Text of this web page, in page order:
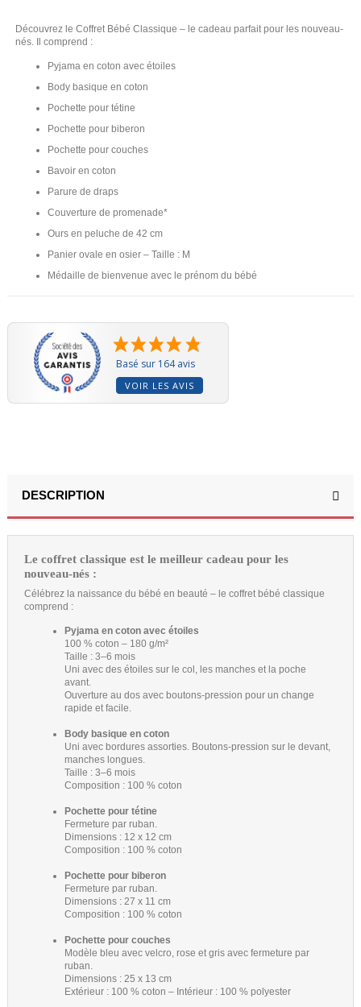
Découvrez le Coffret Bébé Classique – le cadeau parfait pour les nouveau-
nés. Il comprend :
Pyjama en coton avec étoiles
Body basique en coton
Pochette pour tétine
Pochette pour biberon
Pochette pour couches
Bavoir en coton
Parure de draps
Couverture de promenade*
Ours en peluche de 42 cm
Panier ovale en osier – Taille : M
Médaille de bienvenue avec le prénom du bébé
Basé sur 164 avis
VOIR LES AVIS
DESCRIPTION
Le coffret classique est le meilleur cadeau pour les
nouveau-nés :
Célébrez la naissance du bébé en beauté – le coffret bébé classique
comprend :
Pyjama en coton avec étoiles
100 % coton – 180 g/m²
Taille : 3–6 mois
Uni avec des étoiles sur le col, les manches et la poche
avant.
Ouverture au dos avec boutons-pression pour un change
rapide et facile.
Body basique en coton
Uni avec bordures assorties. Boutons-pression sur le devant,
manches longues.
Taille : 3–6 mois
Composition : 100 % coton
Pochette pour tétine
Fermeture par ruban.
Dimensions : 12 x 12 cm
Composition : 100 % coton
Pochette pour biberon
Fermeture par ruban.
Dimensions : 27 x 11 cm
Composition : 100 % coton
Pochette pour couches
Modèle bleu avec velcro, rose et gris avec fermeture par
ruban.
Dimensions : 25 x 13 cm
Extérieur : 100 % coton – Intérieur : 100 % polyester